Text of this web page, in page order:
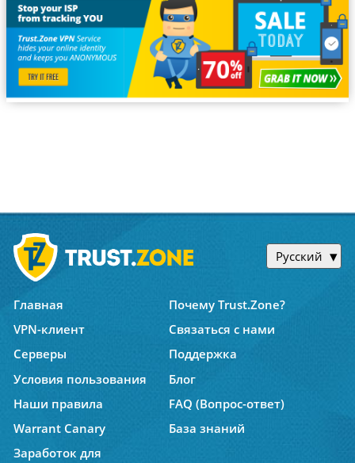
Русский
Главная
Почему Trust.Zone?
VPN-клиент
Связаться с нами
Серверы
Поддержка
Условия пользования
Блог
Наши правила
FAQ (Вопрос-ответ)
Warrant Canary
База знаний
Заработок для